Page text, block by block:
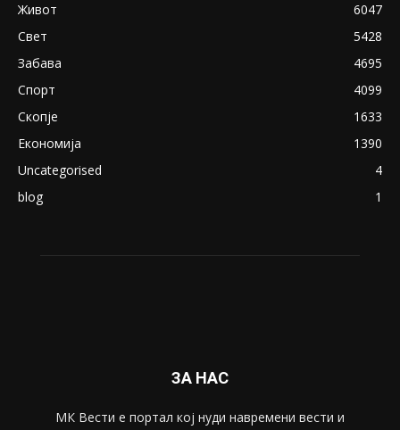
Живот
6047
Свет
5428
Забава
4695
Спорт
4099
Скопје
1633
Економија
1390
Uncategorised
4
blog
1
ЗА НАС
МК Вести е портал коj нуди навремени вести и